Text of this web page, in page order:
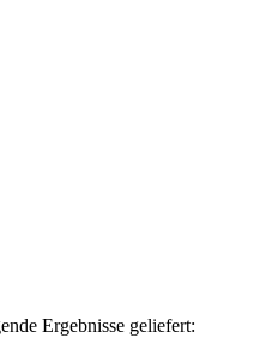
Ergebnisse geliefert: